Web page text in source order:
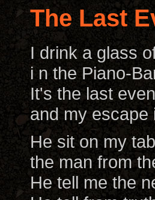
The Last
I drink a glass
i n the Piano-
It's the last
and my escape
He sit on my
the man from
He tell me the